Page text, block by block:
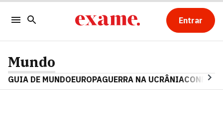
Entrar
Mundo
GUIA DE MUNDOEUROPAGUERRA NA UCRÂNIA